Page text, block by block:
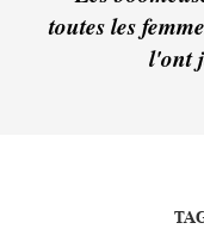
toutes les
l'ont